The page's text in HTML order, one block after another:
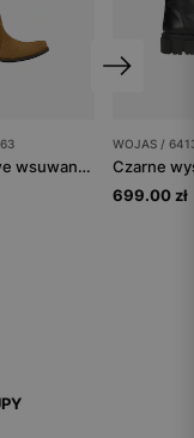
Jasnobrązowe wsuwane kowbojki damskie
WOJAS /
699.00 zł